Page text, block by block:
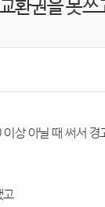
환권을 못쓰
상 아닐 때 써서 경
고